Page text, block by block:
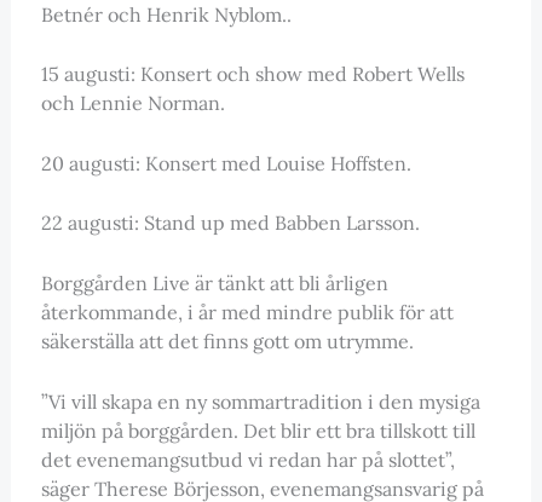
Betnér och Henrik Nyblom..
15 augusti: Konsert och show med Robert Wells
och Lennie Norman.
20 augusti: Konsert med Louise Hoffsten.
22 augusti: Stand up med Babben Larsson.
Borggården Live är tänkt att bli årligen
återkommande, i år med mindre publik för att
säkerställa att det finns gott om utrymme.
”Vi vill skapa en ny sommartradition i den mysiga
miljön på borggården. Det blir ett bra tillskott till
det evenemangsutbud vi redan har på slottet”,
säger Therese Börjesson, evenemangsansvarig på